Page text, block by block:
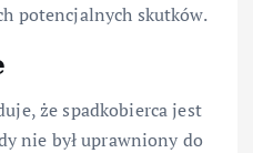
potencjalnych skutków.
że spadkobierca jest
nie był uprawniony do